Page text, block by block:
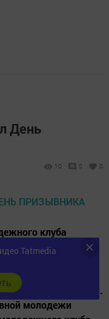
День
10 0 0
клуба
посвященное
физической
на
подъем гири(16 кг.).
молодежи
Tatmedia